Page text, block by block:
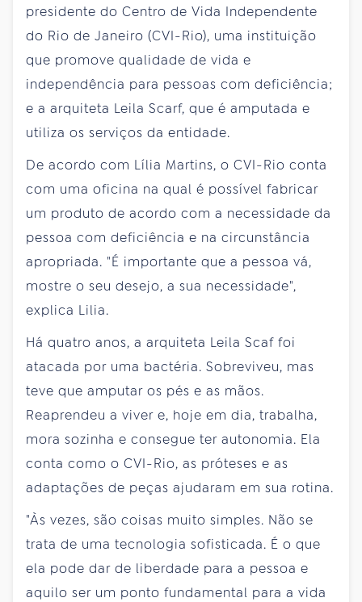
presidente do Centro de Vida Independente
do Rio de Janeiro (CVI-Rio), uma instituição
que promove qualidade de vida e
independência para pessoas com deficiência;
e a arquiteta Leila Scarf, que é amputada e
utiliza os serviços da entidade.
De acordo com Lília Martins, o CVI-Rio conta
com uma oficina na qual é possível fabricar
um produto de acordo com a necessidade da
pessoa com deficiência e na circunstância
apropriada. "É importante que a pessoa vá,
mostre o seu desejo, a sua necessidade",
explica Lilia.
Há quatro anos, a arquiteta Leila Scaf foi
atacada por uma bactéria. Sobreviveu, mas
teve que amputar os pés e as mãos.
Reaprendeu a viver e, hoje em dia, trabalha,
mora sozinha e consegue ter autonomia. Ela
conta como o CVI-Rio, as próteses e as
adaptações de peças ajudaram em sua rotina.
"Às vezes, são coisas muito simples. Não se
trata de uma tecnologia sofisticada. É o que
ela pode dar de liberdade para a pessoa e
aquilo ser um ponto fundamental para a vida